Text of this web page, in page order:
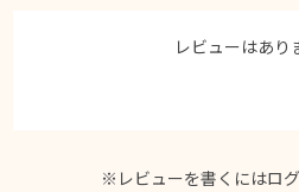
レビューはあり
※レビューを書くにはロ